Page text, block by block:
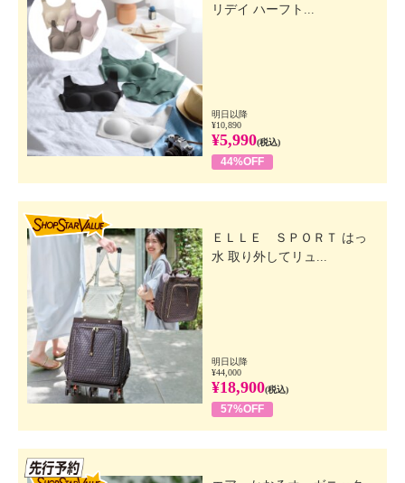
リデイ ハーフト...
明日以降
¥10,890
¥5,990(税込)
44%OFF
ＥＬＬＥ ＳＰＯＲＴ はっ
水 取り外してリュ...
明日以降
¥44,000
¥18,900(税込)
57%OFF